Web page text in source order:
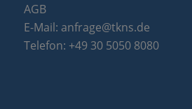
AGB
E-Mail: anfrage@tkns.de
Telefon: +49 30 5050 8080